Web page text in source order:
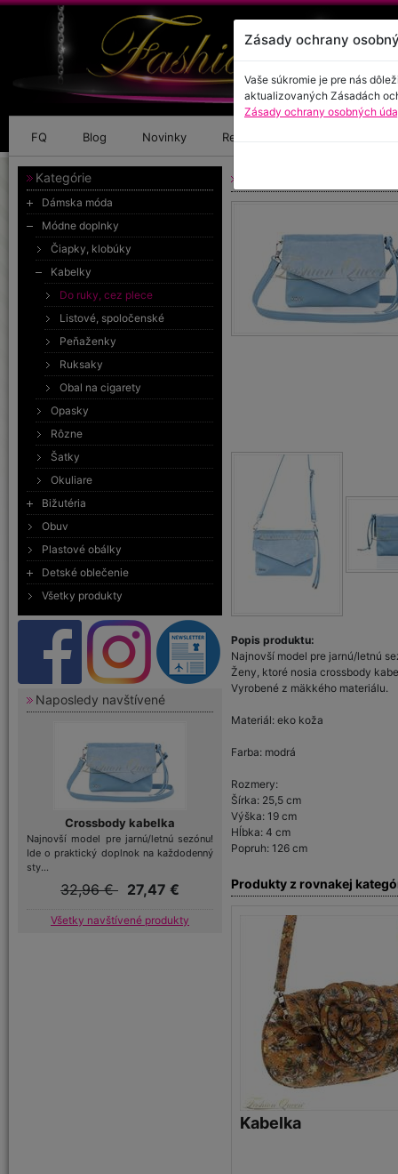
FQ Blog Novinky Referencie
Kategórie
Dámska móda
Módne doplnky
Čiapky, klobúky
Kabelky
Do ruky, cez plece
Listové, spoločenské
Peňaženky
Ruksaky
Obal na cigarety
Opasky
Rôzne
Šatky
Okuliare
Bižutéria
Obuv
Plastové obálky
Detské oblečenie
Všetky produkty
Naposledy navštívené
Crossbody kabelka
Najnovší model pre jarnú/letnú sezónu!
Ide o praktický doplnok na každodenný
sty...
32,96 € 27,47 €
Všetky navštívené produkty
Popis produktu:
Najnovší model pre jarnú/letnú
Ženy, ktoré nosia crossbody
Vyrobené z mäkkého materiálu.
Materiál: eko koža
Farba: modrá
Rozmery:
Šírka: 25,5 cm
Výška: 19 cm
Hĺbka: 4 cm
Popruh: 126 cm
Produkty z rovnakej
Kabelka
Zásady ochrany
Vaše súkromie je pre nás
aktualizovaných Zásadách
Zásady ochrany osobných